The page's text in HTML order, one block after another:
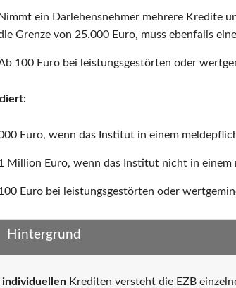
Nimmt ein Darlehensnehmer mehrere Kredite
Grenze von 25.000 Euro, muss ebenfalls
100 Euro bei leistungsgestörten oder
Euro, wenn das Institut in einem
Million Euro, wenn das Institut nicht in
Euro bei leistungsgestörten oder
Hintergrund
individuellen Krediten versteht die EZB